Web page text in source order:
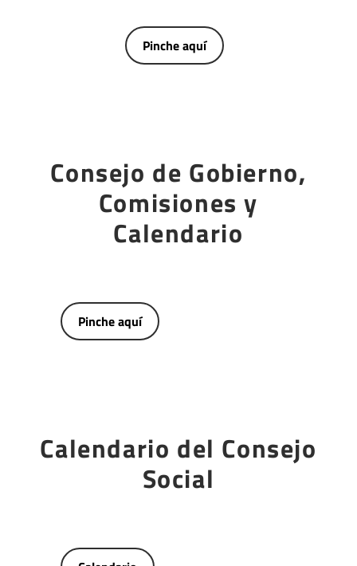
Pinche aquí
Consejo de Gobierno,
Comisiones y
Calendario
Pinche aquí
Calendario del Consejo
Social